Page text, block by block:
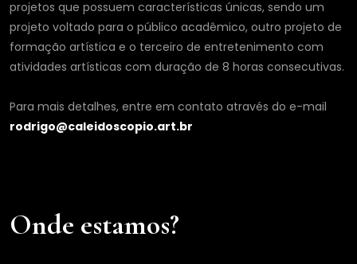
projetos que possuem características únicas, sendo um
projeto voltado para o público acadêmico, outro projeto de
formação artística e o terceiro de entretenimento com
atividades artísticas com duração de 8 horas consecutivas.
Para mais detalhes, entre em contato através do e-mail
rodrigo@caleidoscopio.art.br
Onde estamos?